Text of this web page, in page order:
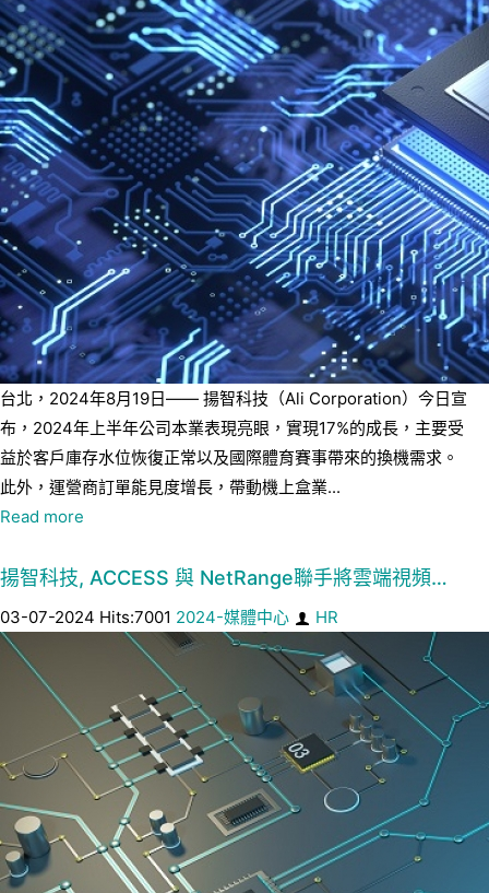
台北，2024年8月19日—— 揚智科技（Ali Corporation）今日宣
布，2024年上半年公司本業表現亮眼，實現17%的成長，主要受
益於客戶庫存水位恢復正常以及國際體育賽事帶來的換機需求。
此外，運營商訂單能見度增長，帶動機上盒業...
Read more
揚智科技, ACCESS 與 NetRange聯手將雲端視頻…
03-07-2024 Hits:7001 2024-媒體中心 HR